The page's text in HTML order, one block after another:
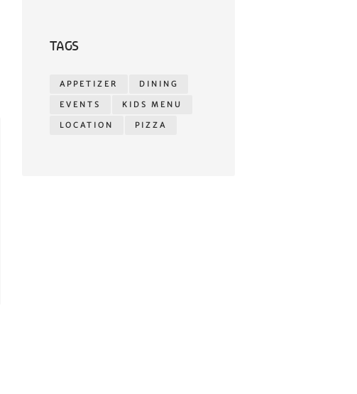
TAGS
APPETIZER DINING
EVENTS KIDS MENU
LOCATION PIZZA